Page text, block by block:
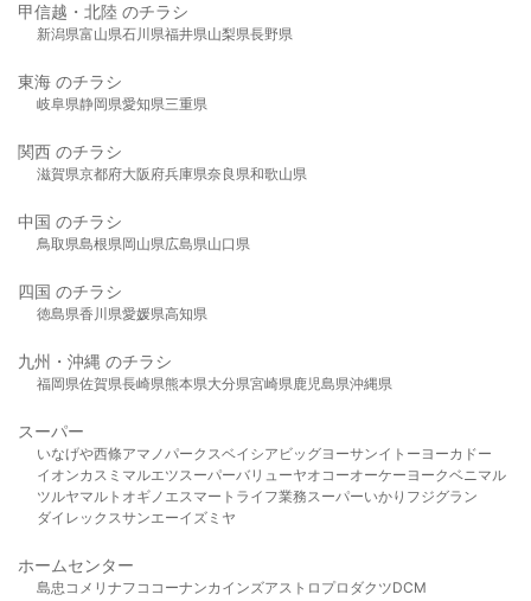
甲信越・北陸 のチラシ
新潟県富山県石川県福井県山梨県長野県
東海 のチラシ
岐阜県静岡県愛知県三重県
関西 のチラシ
滋賀県京都府大阪府兵庫県奈良県和歌山県
中国 のチラシ
鳥取県島根県岡山県広島県山口県
四国 のチラシ
徳島県香川県愛媛県高知県
九州・沖縄 のチラシ
福岡県佐賀県長崎県熊本県大分県宮崎県鹿児島県沖縄県
スーパー
いなげや西條アマノパークスベイシア ビッグヨーサンイトーヨーカドー
イオンカスミ マルエツスーパーバリューヤオコーオーケー ヨークベニマル
ツルヤマルト オギノ エスマート ライフ業務スーパーいかり フジグラン
ダイレックスサンエーイズミヤ
ホームセンター
島忠 コメリ ナフコ コーナンカインズアストロプロダクツDCM